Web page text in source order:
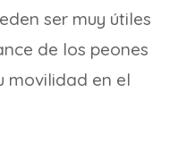
ser muy útiles
de los peones
movilidad en el